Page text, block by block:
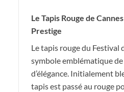
Le Tapis Rouge de
Prestige
Le tapis rouge du Festival
symbole emblématique
d’élégance. Initialement
tapis est passé au rouge